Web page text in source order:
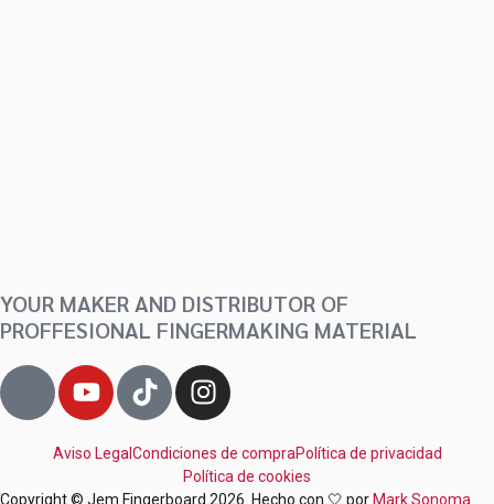
YOUR MAKER AND DISTRIBUTOR OF
PROFFESIONAL FINGERMAKING MATERIAL
J
Y
o
t
u
T
i
t
I
n
t
a
Aviso LegalCondiciones de compraPolítica de privacidad
Política de cookies
Copyright © Jem Fingerboard 2026. Hecho con 🤍 porMark Sonoma.